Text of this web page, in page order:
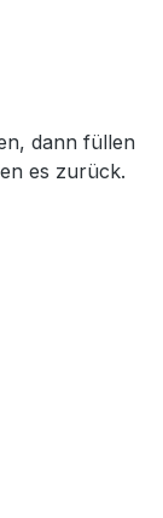
dann füllen
es zurück.